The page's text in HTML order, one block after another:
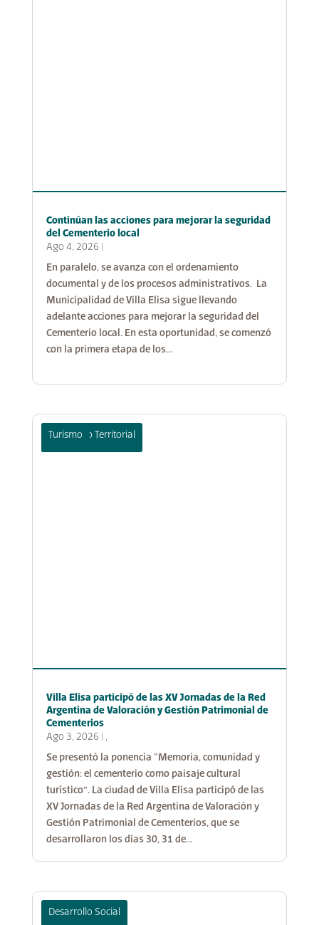
Continúan las acciones para mejorar la seguridad
del Cementerio local
Ago 4, 2026
En paralelo, se avanza con el ordenamiento
documental y de los procesos administrativos. La
Municipalidad de Villa Elisa sigue llevando
adelante acciones para mejorar la seguridad del
Cementerio local. En esta oportunidad, se comenzó
con la primera etapa de los...
Villa Elisa participó de las XV Jornadas de la Red
Argentina de Valoración y Gestión Patrimonial de
Cementerios
Ago 3, 2026
Desarrollo Territorial
,
Turismo
Se presentó la ponencia “Memoria, comunidad y
gestión: el cementerio como paisaje cultural
turístico”. La ciudad de Villa Elisa participó de las
XV Jornadas de la Red Argentina de Valoración y
Gestión Patrimonial de Cementerios, que se
desarrollaron los días 30, 31 de...
Desarrollo Social